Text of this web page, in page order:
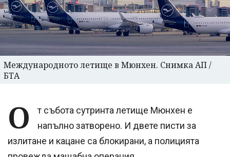
Международното летище в Мюнхен. Снимка АП /
БТА
О
т събота сутринта летище Мюнхен е
напълно затворено. И двете писти за
излитане и кацане са блокирани, а полицията